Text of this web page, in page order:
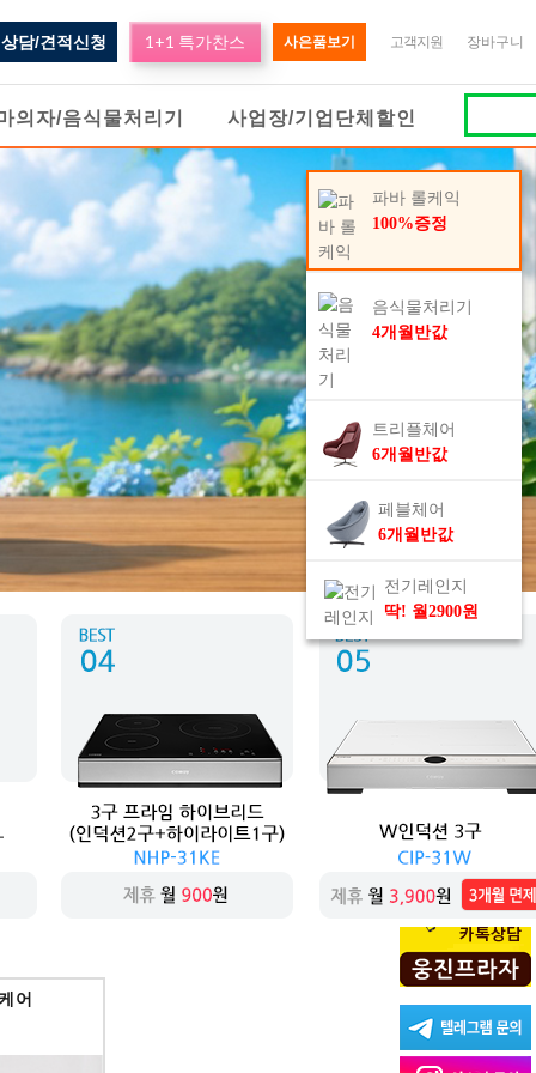
상담/견적신청 1+1 특가찬스 사은품보기 고객지원 장바구니
의자/음식물처리기 사업장/기업단체할인
파바 롤케익
100%증정
음식물처리기
4개월반값
트리플체어
6개월반값
페블체어
6개월반값
전기레인지
딱! 월2900원
어